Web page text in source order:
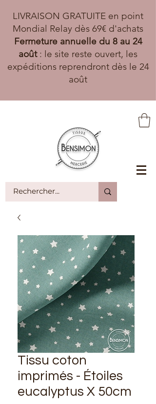
LIVRAISON GRATUITE en point
Mondial Relay dès 69€ d'achats
Fermeture annuelle du 8 au 24
août: le site reste ouvert, les
expéditions reprendront dès le 24
août
Tissu coton
imprimés - Étoiles
eucalyptus X 50cm